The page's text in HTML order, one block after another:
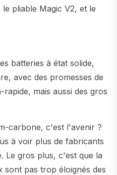
pliable Magic V2, et le
batteries à état solide,
avec des promesses de
mais aussi des gros
carbone, c'est l'avenir ?
à voir plus de fabricants
Le gros plus, c'est que la
sont pas trop éloignés des